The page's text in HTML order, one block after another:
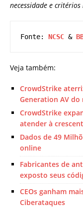
necessidade e
Fonte: NCSC &
Veja também:
CrowdStrike
Generation AV do
CrowdStrike
atender à
Dados de 49
online
Fabricantes de
exposto seus
CEOs ganham
Ciberataques